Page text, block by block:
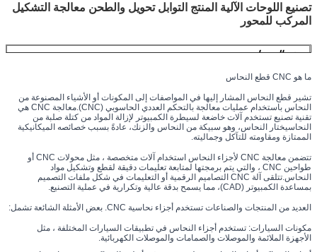
تصنيع اللوحات الآلية المنتج التوابل تحويل والطحن معالجة التشكيل
المركب للمحور
وصف المنتجات
اسم المنتج
تصنيع اللوحات الآلية المنتج التوابل تحويل والطحن
معالجة التشكيل المركب للمحور
معدات الإنتاج
آلة التدوير والطحن المركبة CNC، مركز التصنيع
مركز التصنيع 4 محورات، مركز التصنيع 5 محورات
المواد المتاحة
لمعالجة CNC
7075
سبائك خاصة: Fe-Ni، Kovar، Fe-Ni-Co، 4J29،
4J33، 4J50، Invar
النحاس: H57, H59, H63
حديد سيارات سهل: 12L14، 12L15
ما هو CNC قطع النحاس
الممتازة ومقاومته للتآكل وجماليته.
بمساعدة الكمبيوتر (CAD)، مما يسمح بدقة عالية وتكرارية في عملية التصنيع.
العديد من المنتجات والصناعات تستخدم أجزاء نحاسية CNC. بعض الأمثلة الشائعة تشمل:
الأجهزة الملائمة والموصلات والصمامات والموصلات الكهربائية.